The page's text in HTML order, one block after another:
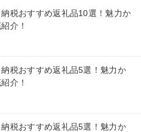
税おすすめ返礼品10選！魅力か
介！
税おすすめ返礼品5選！魅力か
介！
税おすすめ返礼品5選！魅力か